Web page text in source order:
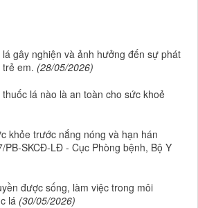
gây nghiện và ảnh hưởng đến sự phát
em. (28/05/2026)
lá nào là an toàn cho sức khoẻ
khỏe trước nắng nóng và hạn hán
PB-SKCĐ-LĐ - Cục Phòng bệnh, Bộ Y
được sống, làm việc trong môi
lá (30/05/2026)